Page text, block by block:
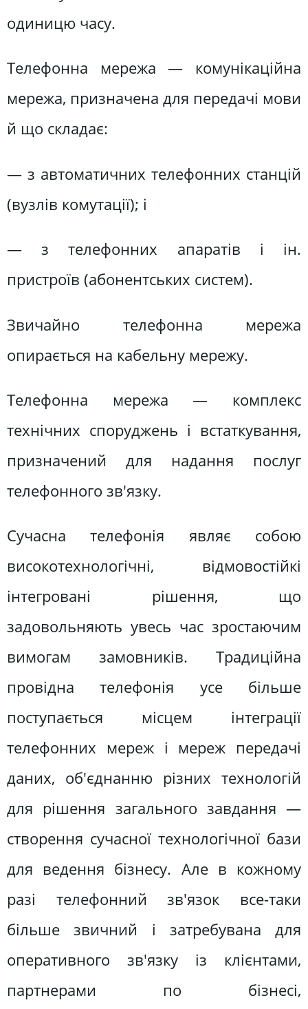
одиницю часу.
Телефонна мережа — комунікаційна
мережа, призначена для передачі мови
й що складає:
— з автоматичних телефонних станцій
(вузлів комутації); і
— з телефонних апаратів і ін.
пристроїв (абонентських систем).
Звичайно телефонна мережа
опирається на кабельну мережу.
Телефонна мережа — комплекс
технічних споруджень і встаткування,
призначений для надання послуг
телефонного зв'язку.
Сучасна телефонія являє собою
високотехнологічні, відмовостійкі
інтегровані рішення, що
задовольняють увесь час зростаючим
вимогам замовників. Традиційна
провідна телефонія усе більше
поступається місцем інтеграції
телефонних мереж і мереж передачі
даних, об'єднанню різних технологій
для рішення загального завдання —
створення сучасної технологічної бази
для ведення бізнесу. Але в кожному
разі телефонний зв'язок все-таки
більше звичний і затребувана для
оперативного зв'язку із клієнтами,
партнерами по бізнесі,